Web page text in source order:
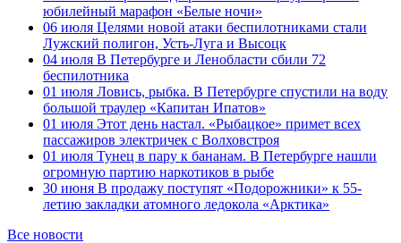
юбилейный марафон «Белые ночи»
06 июля Целями новой атаки беспилотниками стали
Лужский полигон, Усть-Луга и Высоцк
04 июля В Петербурге и Ленобласти сбили 72
беспилотника
01 июля Ловись, рыбка. В Петербурге спустили на воду
большой траулер «Капитан Ипатов»
01 июля Этот день настал. «Рыбацкое» примет всех
пассажиров электричек с Волховстроя
01 июля Тунец в пару к бананам. В Петербурге нашли
огромную партию наркотиков в рыбе
30 июня В продажу поступят «Подорожники» к 55-
летию закладки атомного ледокола «Арктика»
Все новости